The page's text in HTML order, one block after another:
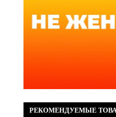
РЕКОМЕНДУЕМЫЕ